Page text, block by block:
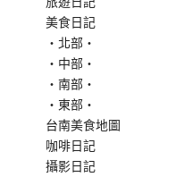
美食日記
‧北部‧
‧中部‧
‧南部‧
‧東部‧
台南美食地圖
咖啡日記
攝影日記